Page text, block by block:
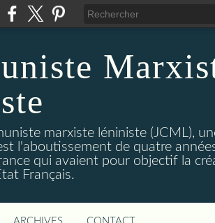
marxiste léniniste (JCML),
l'aboutissement de quatre
qui avaient pour objectif la
Français.